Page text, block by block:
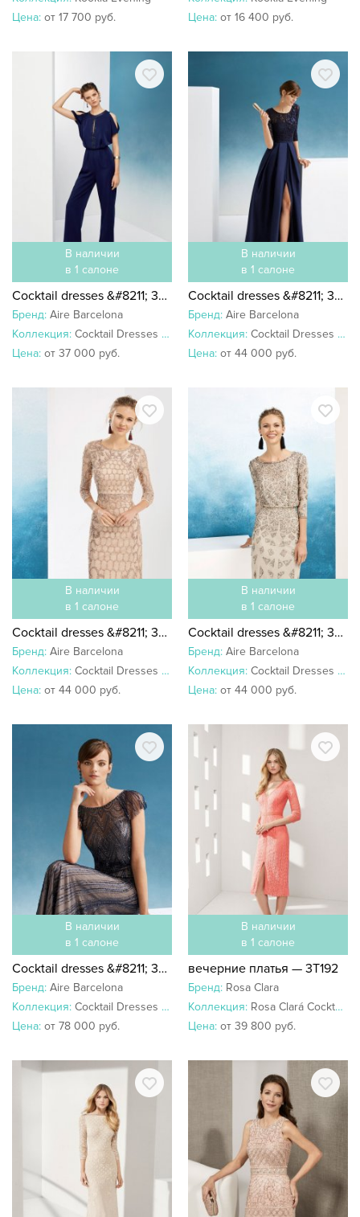
Цена: от 17 700 руб.
Цена: от 16 400 руб.
В наличии
в 1 салоне
Cocktail dresses &#8211; 3U112
Бренд: Aire Barcelona
Коллекция: Cocktail Dresses 2019
Цена: от 37 000 руб.
В наличии
в 1 салоне
Cocktail dresses &#8211; 3U165
Бренд: Aire Barcelona
Коллекция: Cocktail Dresses 2019
Цена: от 44 000 руб.
В наличии
в 1 салоне
Cocktail dresses &#8211; 3U1B4
Бренд: Aire Barcelona
Коллекция: Cocktail Dresses 2019
Цена: от 44 000 руб.
В наличии
в 1 салоне
Cocktail dresses &#8211; 3U1B5
Бренд: Aire Barcelona
Коллекция: Cocktail Dresses 2019
Цена: от 44 000 руб.
В наличии
в 1 салоне
Cocktail dresses &#8211; 3U287
Бренд: Aire Barcelona
Коллекция: Cocktail Dresses 2019
Цена: от 78 000 руб.
В наличии
в 1 салоне
вечерние платья — 3T192
Бренд: Rosa Clara
Коллекция: Rosa Clará Cocktail 2019
Цена: от 39 800 руб.